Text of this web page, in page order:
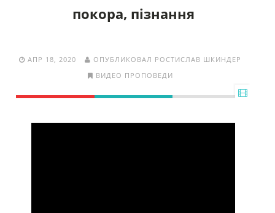
покора, пізнання
АПР 18, 2020
ОПУБЛИКОВАЛ РОСТИСЛАВ ШКИНДЕР
ВИДЕО ПРОПОВЕДИ